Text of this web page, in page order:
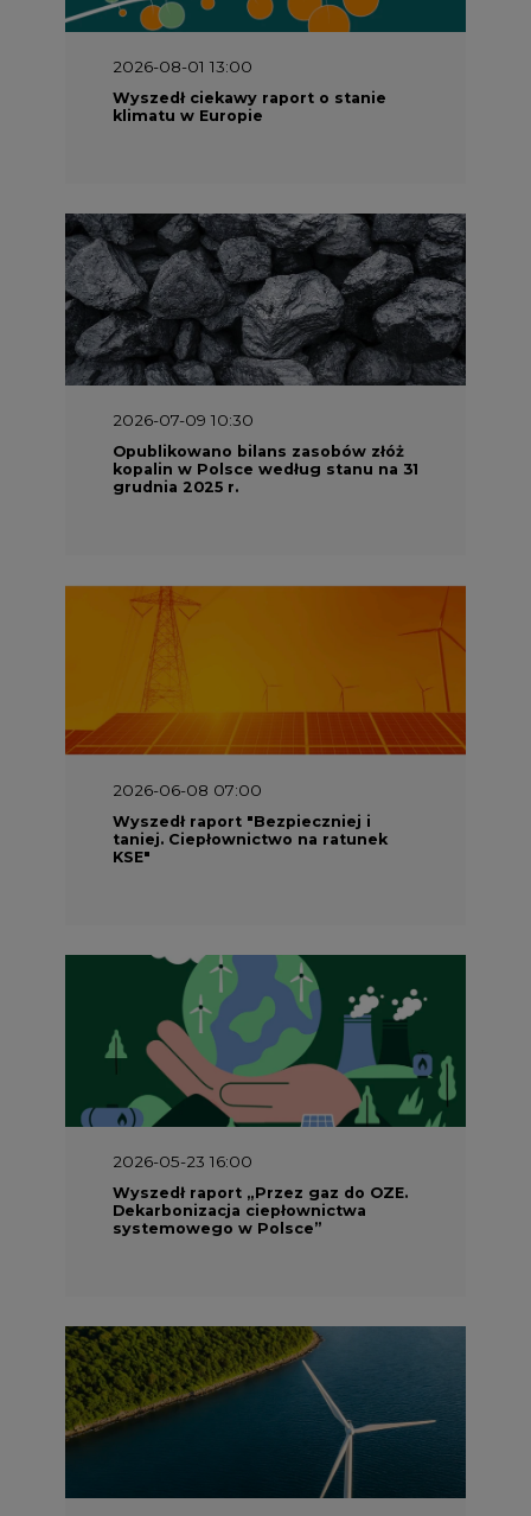
2026-08-01 13:00
Wyszedł ciekawy raport o stanie
klimatu w Europie
2026-07-09 10:30
Opublikowano bilans zasobów złóż
kopalin w Polsce według stanu na 31
grudnia 2025 r.
2026-06-08 07:00
Wyszedł raport "Bezpieczniej i
taniej. Ciepłownictwo na ratunek
KSE"
2026-05-23 16:00
Wyszedł raport „Przez gaz do OZE.
Dekarbonizacja ciepłownictwa
systemowego w Polsce”